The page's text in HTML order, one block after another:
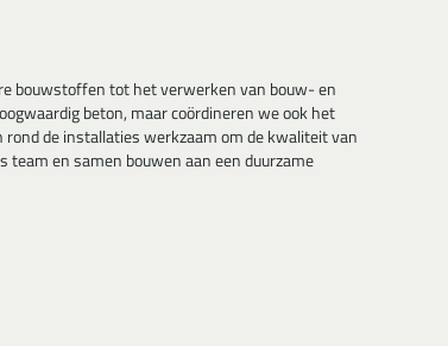
bouwstoffen tot het verwerken van bouw- en
beton, maar coördineren we ook het
de installaties werkzaam om de kwaliteit van
team en samen bouwen aan een duurzame